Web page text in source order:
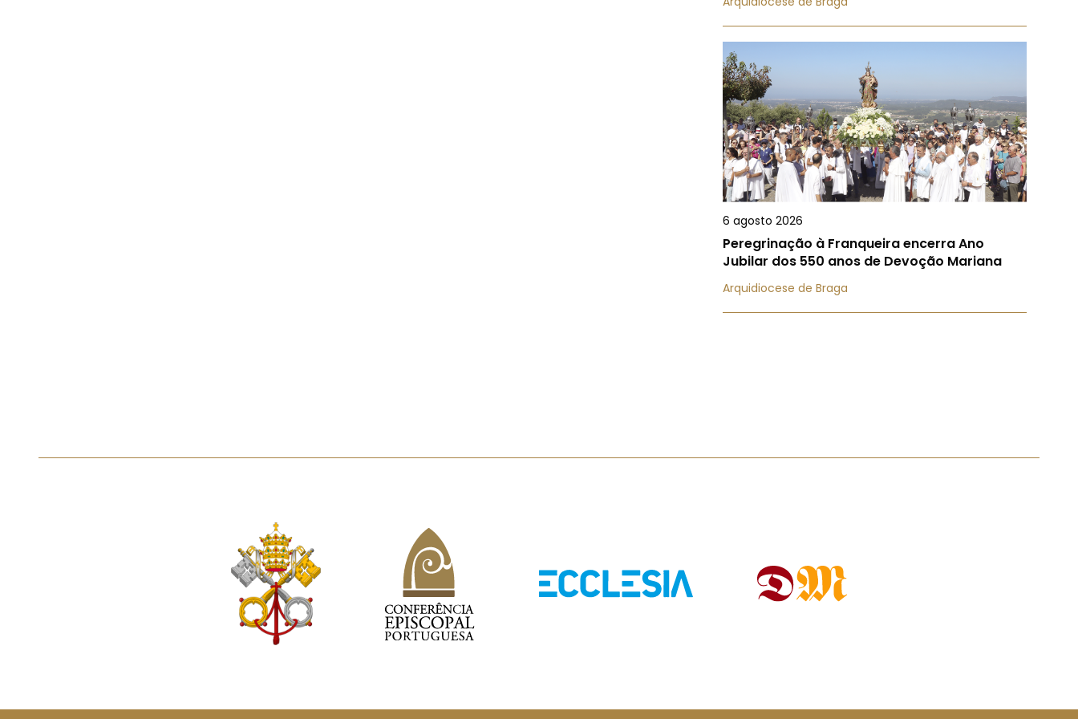
6 agosto 2026
Peregrinação à Franqueira encerra Ano
Jubilar dos 550 anos de Devoção Mariana
Arquidiocese de Braga